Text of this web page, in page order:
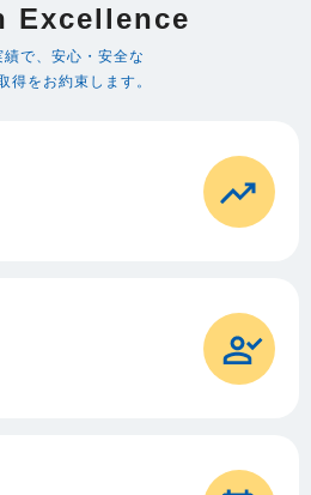
Excellence
績で、安心・安全な
得をお約束します。